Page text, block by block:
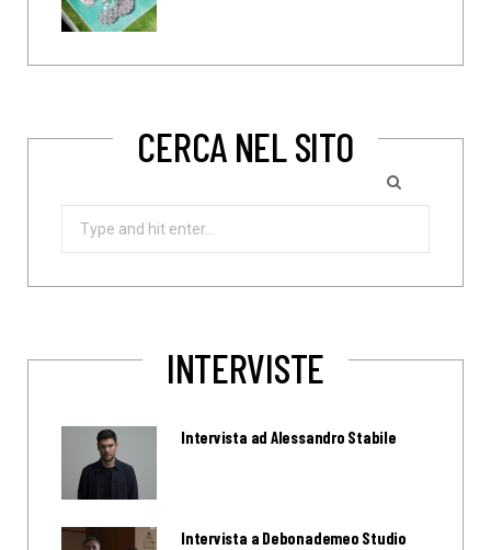
CERCA NEL SITO
Search
INTERVISTE
Intervista ad Alessandro Stabile
Intervista a Debonademeo Studio